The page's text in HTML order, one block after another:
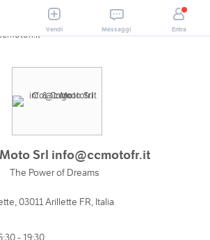
Vendi Messaggi Entra
Moto Srl info@ccmotofr.it
The Power of Dreams
03011 Arillette FR, Italia
- 19:30